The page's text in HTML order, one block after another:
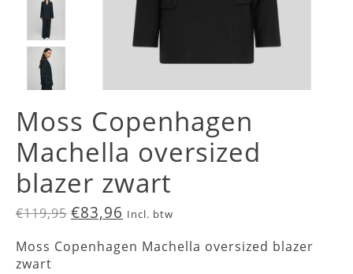
Moss Copenhagen
Machella oversized
blazer zwart
€119,95 €83,96 Incl. btw
Moss Copenhagen Machella oversized blazer
zwart